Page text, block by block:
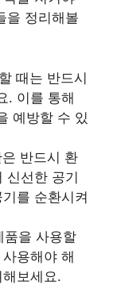
을 정리해볼
때는 반드시
. 이를 통해
예방할 수 있
반드시 환
신선한 공기
를 순환시켜
품을 사용할
용해야 해
보세요.